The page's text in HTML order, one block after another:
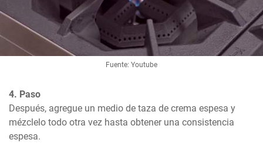
Fuente: Youtube
4. Paso
Después, agregue un medio de taza de crema espesa y
mézclelo todo otra vez hasta obtener una consistencia
espesa.